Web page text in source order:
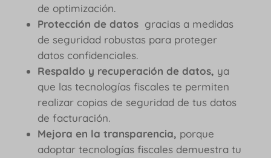
de optimización.
Protección de datosgracias a medidas
de seguridad robustas para proteger
datos confidenciales.
Respaldo y recuperación de datos, ya
que las tecnologías fiscales te permiten
realizar copias de seguridad de tus datos
de facturación.
Mejora en la transparencia, porque
adoptar tecnologías fiscales demuestra tu